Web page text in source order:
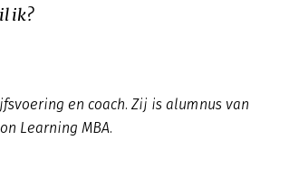
ik?
en coach. Zij is alumnus van
Learning MBA.